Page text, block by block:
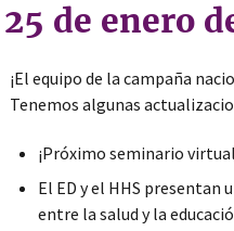
25 de enero
¡El equipo de la campaña
Tenemos algunas
¡Próximo seminario
El ED y el HHS
entre la salud y la